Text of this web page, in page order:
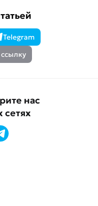
Telegram
нас
сетях